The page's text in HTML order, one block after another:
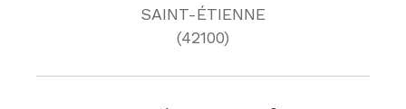
SAINT-ÉTIENNE
(42100)